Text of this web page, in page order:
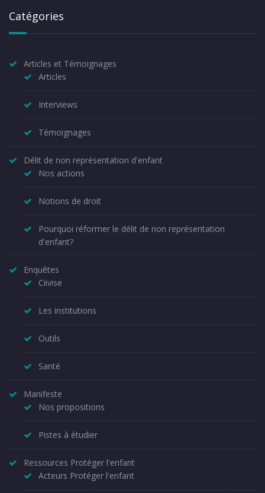
Catégories
Articles et Témoignages
Articles
Interviews
Témoignages
Délit de non représentation d'enfant
Nos actions
Notions de droit
Pourquoi réformer le délit de non représentation
d'enfant?
Enquêtes
Ciivise
Les institutions
Outils
Santé
Manifeste
Nos propositions
Pistes à étudier
Ressources Protéger l'enfant
Acteurs Protéger l'enfant